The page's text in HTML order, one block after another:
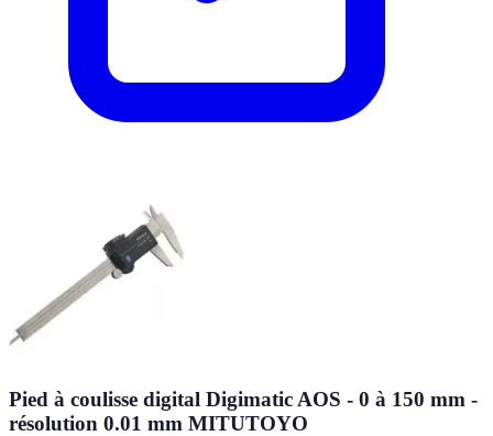
Pied à coulisse digital Digimatic AOS - 0 à 150 mm -
résolution 0.01 mm MITUTOYO